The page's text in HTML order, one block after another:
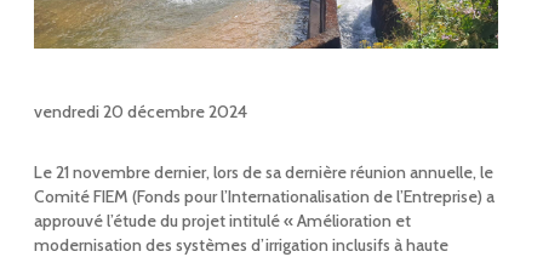
vendredi 20 décembre 2024
Le 21 novembre dernier, lors de sa dernière réunion annuelle, le
Comité FIEM (Fonds pour l’Internationalisation de l’Entreprise) a
approuvé l’étude du projet intitulé « Amélioration et
modernisation des systèmes d’irrigation inclusifs à haute